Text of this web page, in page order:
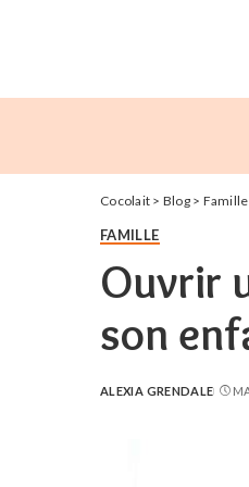
Cocolait > Blog> Famille
FAMILLE
Ouvrir
son
POSTED
ALEXIA GRENDALE